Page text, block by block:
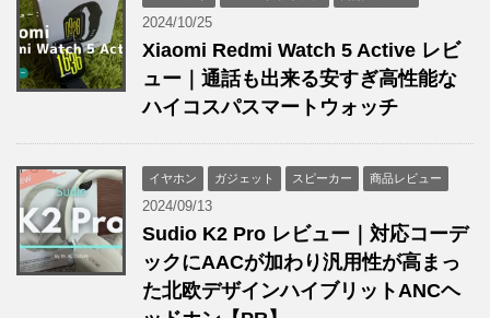
2024/10/25
Xiaomi Redmi Watch 5 Active レビ
ュー｜通話も出来る安すぎ高性能な
ハイコスパスマートウォッチ
イヤホン ガジェット スピーカー 商品レビュー
2024/09/13
Sudio K2 Pro レビュー｜対応コーデ
ックにAACが加わり汎用性が高まっ
た北欧デザインハイブリットANCヘ